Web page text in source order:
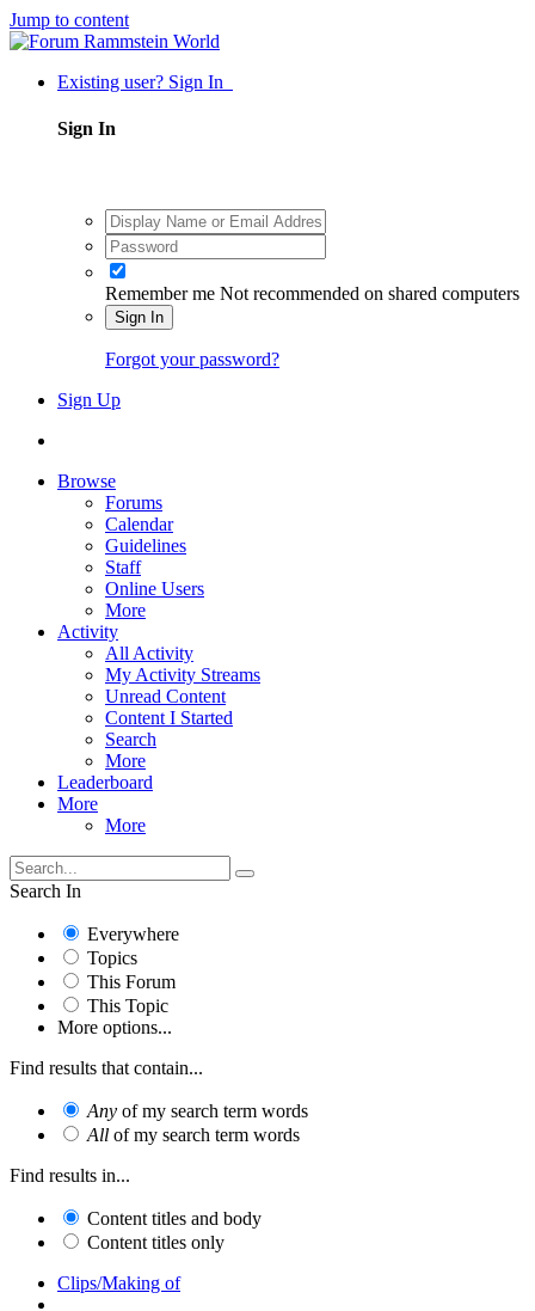
Jump to content
Existing user? Sign In
Sign In
Remember me Not recommended on shared computers
Sign In
Forgot your password?
Sign Up
Browse
Forums
Calendar
Guidelines
Staff
Online Users
More
Activity
All Activity
My Activity Streams
Unread Content
Content I Started
Search
More
Leaderboard
More
More
Search In
Everywhere
Topics
This Forum
This Topic
More options...
Find results that contain...
Any of my search term words
All of my search term words
Find results in...
Content titles and body
Content titles only
Clips/Making of